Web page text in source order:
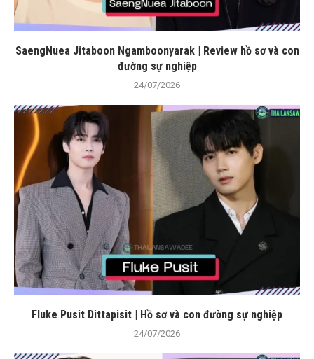
SaengNuea Jitaboon Ngamboonyarak | Review hồ sơ và con
đường sự nghiệp
24/07/2026
Fluke Pusit Dittapisit | Hồ sơ và con đường sự nghiệp
24/07/2026